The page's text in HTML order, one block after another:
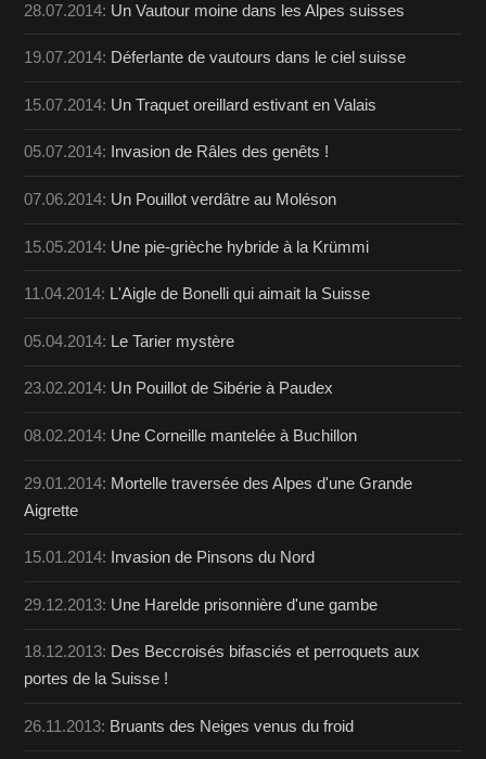
28.07.2014: Un Vautour moine dans les Alpes suisses
19.07.2014: Déferlante de vautours dans le ciel suisse
15.07.2014: Un Traquet oreillard estivant en Valais
05.07.2014: Invasion de Râles des genêts !
07.06.2014: Un Pouillot verdâtre au Moléson
15.05.2014: Une pie-grièche hybride à la Krümmi
11.04.2014: L'Aigle de Bonelli qui aimait la Suisse
05.04.2014: Le Tarier mystère
23.02.2014: Un Pouillot de Sibérie à Paudex
08.02.2014: Une Corneille mantelée à Buchillon
29.01.2014: Mortelle traversée des Alpes d'une Grande
Aigrette
15.01.2014: Invasion de Pinsons du Nord
29.12.2013: Une Harelde prisonnière d'une gambe
18.12.2013: Des Beccroisés bifasciés et perroquets aux
portes de la Suisse !
26.11.2013: Bruants des Neiges venus du froid